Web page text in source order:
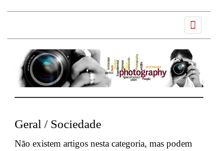
Geral / Sociedade
Não existem artigos nesta categoria, mas podem